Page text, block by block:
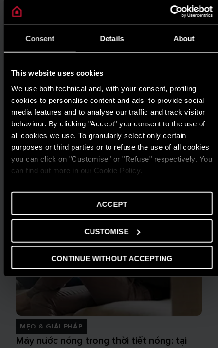
Consent Details About
This website uses cookies
We use both technical and, with your consent, profiling
cookies to personalise content and ads, to provide social
media features and to analyse our traffic and track visitor
behaviour. By clicking "Accept" you consent to the use of
all cookies we use. To granularly select only certain
purposes or third parties or to refuse the use of all cookies
you can click on "Customise" or "Refuse" respectively. You
can find out more in our Cookie Policy.
ACCEPT
CUSTOMISE
CONTINUE WITHOUT ACCEPTING
MẸO & GIẢI PHÁP
Máy nước nóng trong thời tiết ẩm ướt: lợi
ích thiết yếu cho các gia đình Việt Nam
ĐỌC THÊM
MẸO & GIẢI PHÁP
Máy nước nóng trong thời tiết nóng: tại